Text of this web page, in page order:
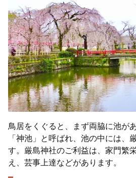
鳥居をくぐると、まず両脇に池が
「神池」と呼ばれ、池の中には、
す。厳島神社のご利益は、家門繁
え、芸事上達などがあります。